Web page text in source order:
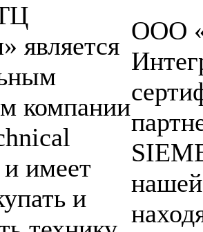
является
компании
имеет
и
ООО